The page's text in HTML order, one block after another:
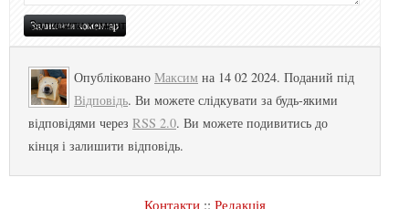
Опубліковано Максим на 14 02 2024. Поданий під
Відповідь. Ви можете слідкувати за будь-якими
відповідями через RSS 2.0. Ви можете подивитись до
кінця і залишити відповідь.
Контакти:: Редакція